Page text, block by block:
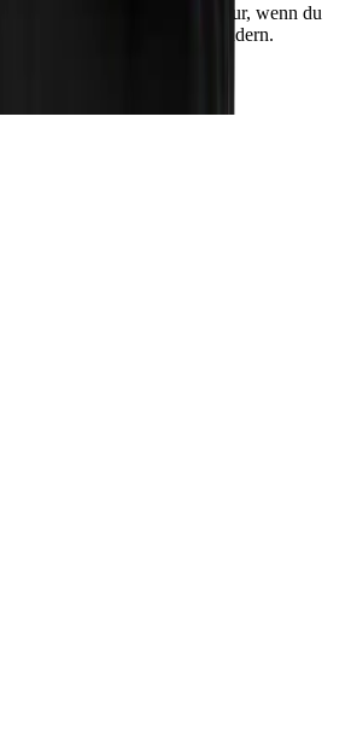
Komfort und Webanalyse nur, wenn du
Auswahl später im Footer ändern.